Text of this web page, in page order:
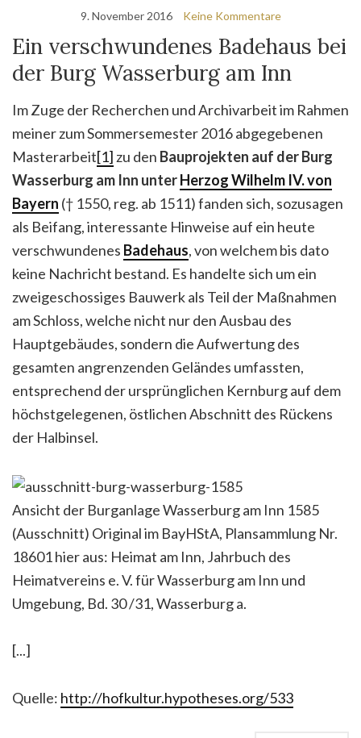
9. November 2016 Keine Kommentare
Ein verschwundenes Badehaus bei
der Burg Wasserburg am Inn
Im Zuge der Recherchen und Archivarbeit im Rahmen
meiner zum Sommersemester 2016 abgegebenen
Masterarbeit[1] zu den Bauprojekten auf der Burg
Wasserburg am Inn unterHerzog Wilhelm IV. von
Bayern († 1550, reg. ab 1511) fanden sich, sozusagen
als Beifang, interessante Hinweise auf ein heute
verschwundenes Badehaus, von welchem bis dato
keine Nachricht bestand. Es handelte sich um ein
zweigeschossiges Bauwerk als Teil der Maßnahmen
am Schloss, welche nicht nur den Ausbau des
Hauptgebäudes, sondern die Aufwertung des
gesamten angrenzenden Geländes umfassten,
entsprechend der ursprünglichen Kernburg auf dem
höchstgelegenen, östlichen Abschnitt des Rückens
der Halbinsel.
Ansicht der Burganlage Wasserburg am Inn 1585
(Ausschnitt) Original im BayHStA, Plansammlung Nr.
18601 hier aus: Heimat am Inn, Jahrbuch des
Heimatvereins e. V. für Wasserburg am Inn und
Umgebung, Bd. 30 /31, Wasserburg a.
[...]
Quelle: http://hofkultur.hypotheses.org/533